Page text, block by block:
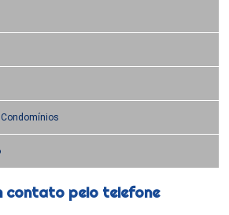
contato pelo telefone